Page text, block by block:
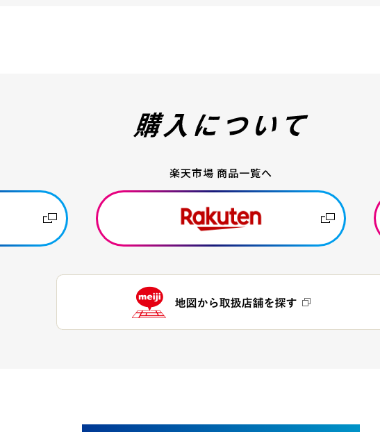
楽天市場 商品一覧へ